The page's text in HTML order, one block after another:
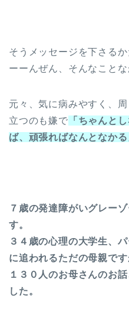
そうメッセージを下さる
ーーんぜん、そんなことな
元々、気に病みやすく、
立つのも嫌で 「ちゃんとし
ば、頑張ればなんとなかる
７歳の発達障がいグレー
す。
３４歳の心理の大学生、
に追われるただの母親です
１３０人のお母さんのお
した。